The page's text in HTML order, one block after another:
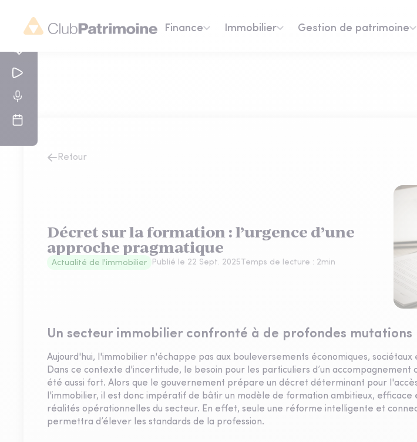
Finance Immobilier Gestion de patrimoine
Retour
Décret sur la formation : l’urgence d’une
approche pragmatique
Actualité de l'immobilier Publié le 22 Sept. 2025Temps de lecture : 2min
Un secteur immobilier confronté à de profondes mutations
Aujourd'hui, l'immobilier n'échappe pas aux bouleversements économiques,
Dans ce contexte d'incertitude, le besoin pour les particuliers d’un accompagnement
été aussi fort. Alors que le gouvernement prépare un décret déterminant pour
l'immobilier, il est donc impératif de bâtir un modèle de formation ambitieux, efficace
réalités opérationnelles du secteur. En effet, seule une réforme intelligente et
permettra d’élever les standards de la profession.